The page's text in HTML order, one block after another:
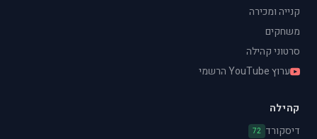
קנייה ומכירה
משחקים
סרטוני קהילה
ערוץ YouTube הרשמי
קהילה
דיסקורד 72